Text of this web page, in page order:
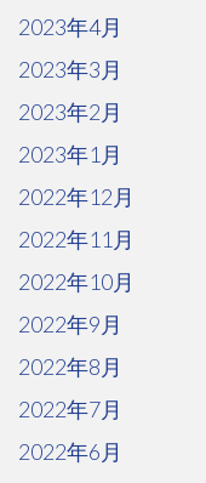
2023年4月
2023年3月
2023年2月
2023年1月
2022年12月
2022年11月
2022年10月
2022年9月
2022年8月
2022年7月
2022年6月